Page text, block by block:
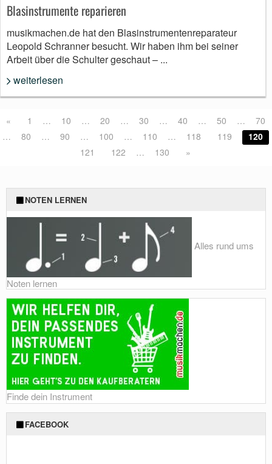
Blasinstrumente reparieren
musikmachen.de hat den Blasinstrumentenreparateur
Leopold Schranner besucht. Wir haben ihm bei seiner
Arbeit über die Schulter geschaut – ...
weiterlesen
« 1 … 10 … 20 … 30 … 40 … 50 …
70
…
80 … 90 … 100 … 110 … 118 119
120
121
122 … 130 »
NOTEN LERNEN
Alles rund ums
Noten lernen
Finde dein Instrument
FACEBOOK